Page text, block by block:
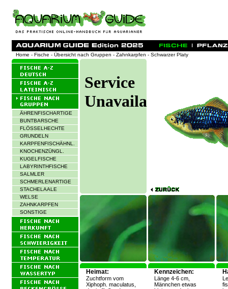
Home - Fische - Übersicht nach Gruppen - Zahnkarpfen - Schwarzer Platy
ÄHRENFISCHARTIGE
BUNTBARSCHE
FLÖSSELHECHTE
GRUNDELN
KARPFENFISCHÄHNL.
KNOCHENZÜNGL.
KUGELFISCHE
LABYRINTHFISCHE
SALMLER
SCHMERLENARTIGE
STACHELAALE
WELSE
ZAHNKARPFEN
SONSTIGE
Heimat:
Zuchtform vom
Xiphoph. maculatus,
Kennzeichen:
Länge 4-6 cm,
Männchen etwas